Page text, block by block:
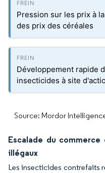
Pression sur les prix à
des prix des céréales
Développement rapide
insecticides à site
Source: Mordor
Escalade du
illégaux
Les insecticides contrefaits